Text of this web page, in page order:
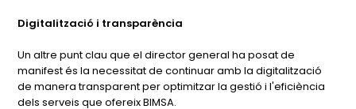
Digitalització i transparència
Un altre punt clau que el director general ha posat de
manifest és la necessitat de continuar amb la digitalització
de manera transparent per optimitzar la gestió i l'eficiència
dels serveis que ofereix BIMSA.